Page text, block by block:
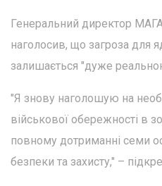
Генеральний директор
наголосив, що загроза для
залишається "дуже
"Я знову наголошую на
військової обережності в
повному дотриманні семи
безпеки та захисту," –